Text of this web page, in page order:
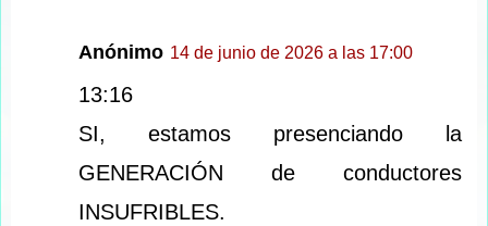
Anónimo 14 de junio de 2026 a las 17:00
13:16
SI, estamos presenciando la
GENERACIÓN de conductores
INSUFRIBLES.